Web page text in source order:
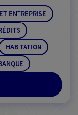
ENTREPRISE
HABITATION